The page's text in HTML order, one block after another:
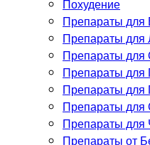
Похудение
Препараты для
Препараты для
Препараты
Препараты для
Препараты для
Препараты для
Препараты для
Препараты от